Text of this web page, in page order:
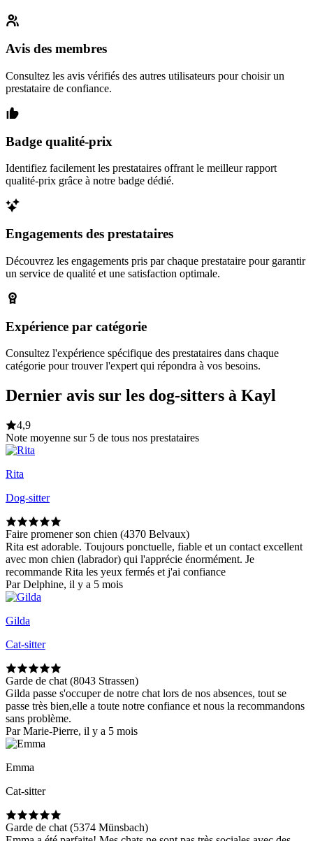
Avis des membres
Consultez les avis vérifiés des autres utilisateurs pour choisir un
prestataire de confiance.
Badge qualité-prix
Identifiez facilement les prestataires offrant le meilleur rapport
qualité-prix grâce à notre badge dédié.
Engagements des prestataires
Découvrez les engagements pris par chaque prestataire pour garantir
un service de qualité et une satisfaction optimale.
Expérience par catégorie
Consultez l'expérience spécifique des prestataires dans chaque
catégorie pour trouver l'expert qui répondra à vos besoins.
Dernier avis sur les dog-sitters à Kayl
4,9
Note moyenne sur 5 de tous nos prestataires
Rita
Dog-sitter
Faire promener son chien (4370 Belvaux)
Rita est adorable. Toujours ponctuelle, fiable et un contact excellent
avec mon chien (labrador) qui l'apprécie énormément. Je
recommande Rita les yeux fermés et j'ai confiance
Par Delphine, il y a 5 mois
Gilda
Cat-sitter
Garde de chat (8043 Strassen)
Gilda passe s'occuper de notre chat lors de nos absences, tout se
passe très bien,elle a toute notre confiance et nous la recommandons
sans problème.
Par Marie-Pierre, il y a 5 mois
Emma
Cat-sitter
Garde de chat (5374 Münsbach)